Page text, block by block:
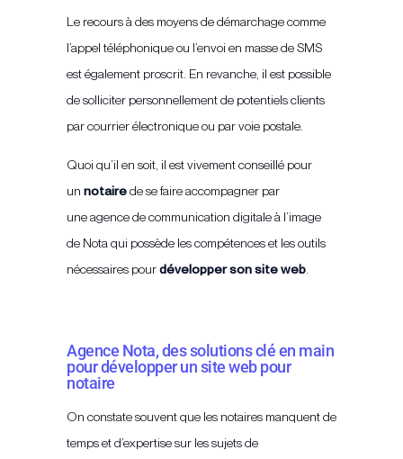
Le recours à des moyens de démarchage comme
l’appel téléphonique ou l’envoi en masse de SMS
est également proscrit. En revanche, il est possible
de solliciter personnellement de potentiels clients
par courrier électronique ou par voie postale.
Quoi qu’il en soit, il est vivement conseillé pour
un notairede se faire accompagner par
une agence de communication digitale à l’image
de Nota qui possède les compétences et les outils
nécessaires pourdévelopper son site web.
Agence Nota, des solutions clé en main
pour développer un site web pour
notaire
On constate souvent que les notaires manquent de
temps et d’expertise sur les sujets de